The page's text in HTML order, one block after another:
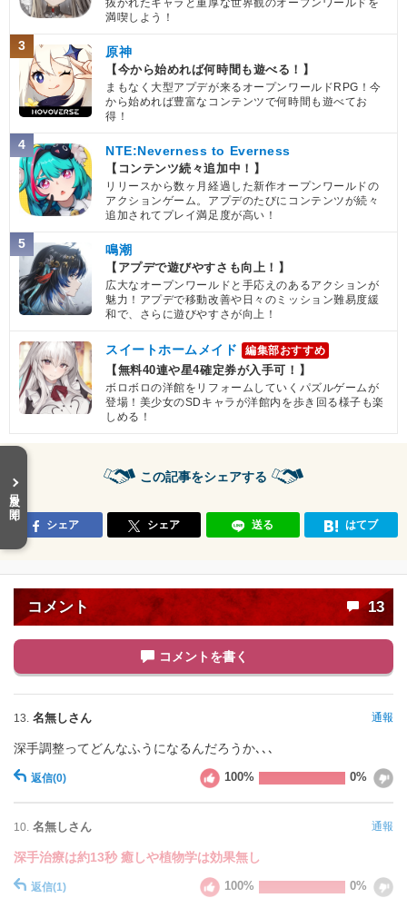
満喫しよう！
3 原神
【今から始めれば何時間も遊べる！】
まもなく大型アプデが来るオープンワールドRPG！今
から始めれば豊富なコンテンツで何時間も遊べてお
得！
4 NTE:Neverness to Everness
【コンテンツ続々追加中！】
リリースから数ヶ月経過した新作オープンワールドの
アクションゲーム。アプデのたびにコンテンツが続々
追加されてプレイ満足度が高い！
5 鳴潮
【アプデで遊びやすさも向上！】
広大なオープンワールドと手応えのあるアクションが
魅力！アプデで移動改善や日々のミッション難易度緩
和で、さらに遊びやすさが向上！
スイートホームメイド 編集部おすすめ
【無料40連や星4確定券が入手可！】
ボロボロの洋館をリフォームしていくパズルゲームが
登場！美少女のSDキャラが洋館内を歩き回る様子も楽
しめる！
この記事をシェアする
シェア シェア 送る はてブ
コメント 13
コメントを書く
13. 名無しさん 通報
深手調整ってどんなふうになるんだろうか､､､
返信(0) 100% 0%
10. 名無しさん 通報
深手治療は約13秒 癒しや植物学は効果無し
返信(1) 100% 0%
目次を開く